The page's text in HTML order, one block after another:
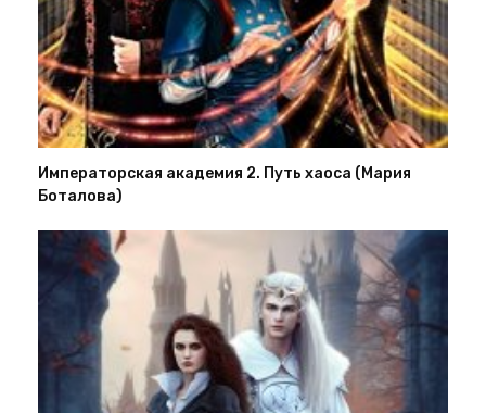
Императорская академия 2. Путь хаоса (Мария
Боталова)